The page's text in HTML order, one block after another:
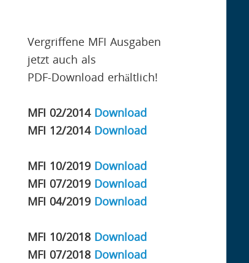
Vergriffene MFI Ausgaben
jetzt auch als
PDF-Download erhältlich!
MFI 02/2014 Download
MFI 12/2014 Download
MFI 10/2019 Download
MFI 07/2019 Download
MFI 04/2019 Download
MFI 10/2018 Download
MFI 07/2018 Download